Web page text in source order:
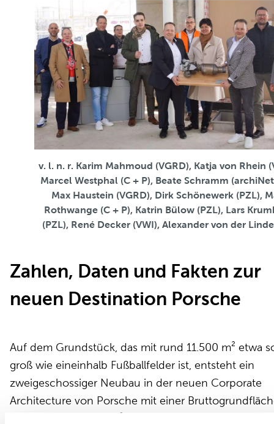
v. l. n. r. Karim Mahmoud (VGRD), Katja von Rhein
Marcel Westphal (C + P), Beate Schramm
Max Haustein (VGRD), Dirk Schönewerk (PZL),
Rothwange (C + P), Katrin Bülow (PZL), Lars
(PZL), René Decker (VWI), Alexander von der
Zahlen, Daten und Fakten zur
neuen Destination Porsche
Auf dem Grundstück, das mit rund 11.500 m² etwa
groß wie eineinhalb Fußballfelder ist, entsteht ein
zweigeschossiger Neubau in der neuen Corporate
Architecture von Porsche mit einer